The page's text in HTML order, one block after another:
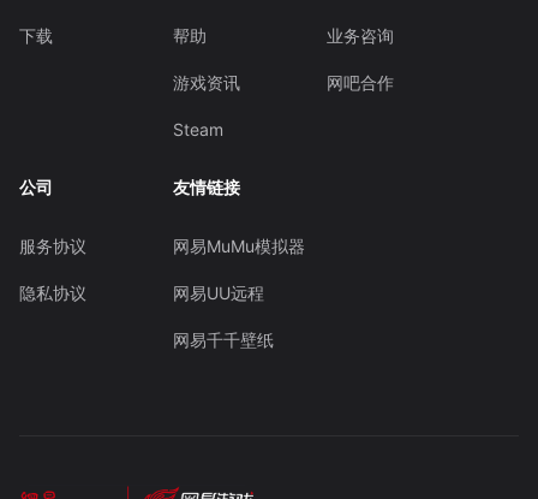
下载 帮助
游戏资讯
Steam
业务咨询
网吧合作
公司
服务协议
隐私协议
友情链接
网易MuMu模拟器
网易UU远程
网易千千壁纸